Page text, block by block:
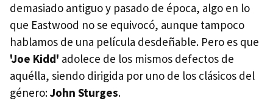
demasiado antiguo y pasado de época, algo en lo
que Eastwood no se equivocó, aunque tampoco
hablamos de una película desdeñable. Pero es que
'Joe Kidd' adolece de los mismos defectos de
aquélla, siendo dirigida por uno de los clásicos del
género:John Sturges.